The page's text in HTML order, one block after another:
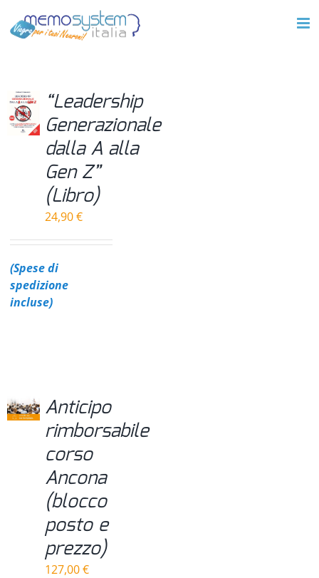
contenuto
“Leadership
Generazionale
dalla A alla
Gen Z”
(Libro)
24,90€
(Spese di
spedizione
incluse)
Anticipo
rimborsabile
corso
Ancona
(blocco
posto e
prezzo)
127,00€